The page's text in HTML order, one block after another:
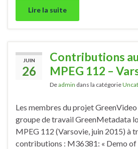
Lire la suite
JUIN
26
Contributions
MPEG 112 –
Deadmin dans la catégorie
Les membres du projet
groupe de travail GreenMetadata
MPEG 112 (Varsovie, juin 2015) à
contributions : M36381: « Demo